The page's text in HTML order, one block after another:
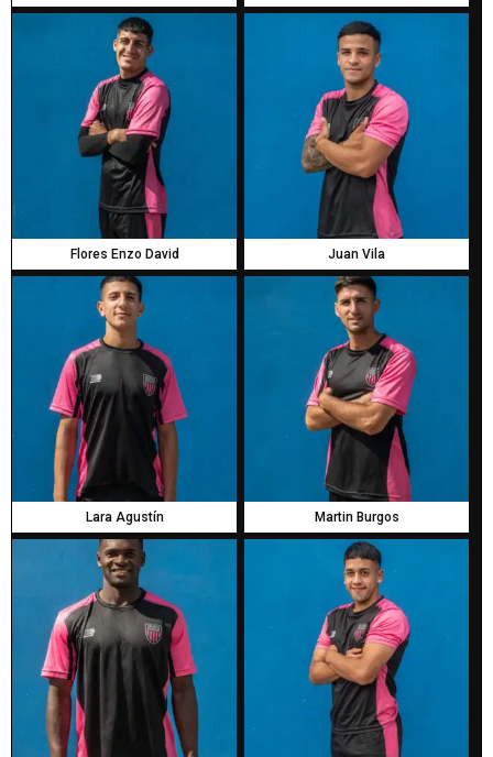
Flores Enzo David Juan Vila
Lara Agustín Martin Burgos